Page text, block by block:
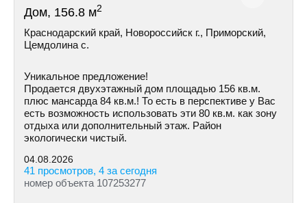
Дом, 156.8 м2
Краснодарский край, Новороссийск г., Приморский,
Цемдолина с.
Уникальное предложение!
Продается двухэтажный дом площадью 156 кв.м.
плюс мансарда 84 кв.м.! То есть в перспективе у Вас
есть возможность использовать эти 80 кв.м. как зону
отдыха или дополнительный этаж. Район
экологически чистый.
04.08.2026
41 просмотров, 4 за сегодня
номер объекта 107253277